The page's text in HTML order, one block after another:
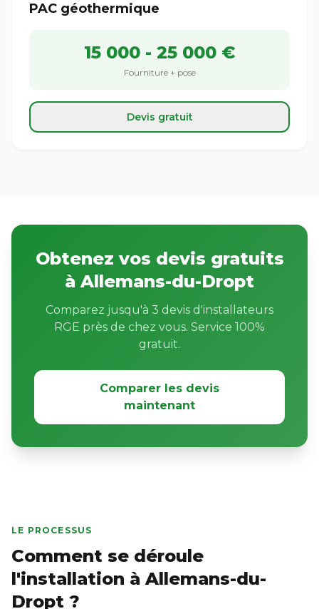
PAC géothermique
15 000 - 25 000 €
Fourniture + pose
Devis gratuit
Obtenez vos devis gratuits
à Allemans-du-Dropt
Comparez jusqu'à 3 devis d'installateurs
RGE près de chez vous. Service 100%
gratuit.
Comparer les devis
maintenant
LE PROCESSUS
Comment se déroule
l'installation à Allemans-du-
Dropt ?